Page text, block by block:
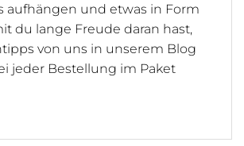
aufhängen und etwas in Form
du lange Freude daran hast,
von uns in unserem Blog
jeder Bestellung im Paket